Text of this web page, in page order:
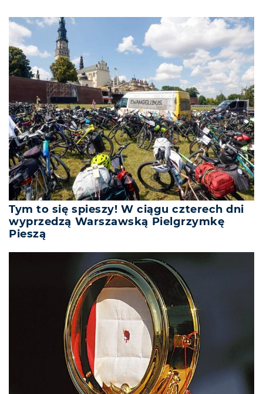
Tym to się spieszy! W ciągu czterech dni
wyprzedzą Warszawską Pielgrzymkę
Pieszą